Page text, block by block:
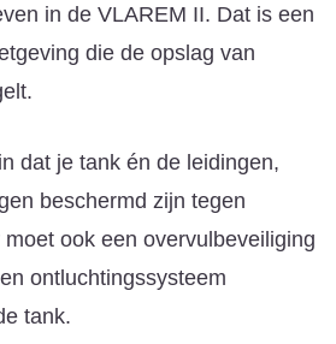
in de VLAREM II. Dat is een
die de opslag van
dat je tank én de leidingen,
beschermd zijn tegen
ook een overvulbeveiliging
ontluchtingssysteem
tank.